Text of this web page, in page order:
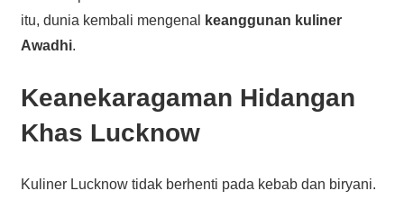
itu, dunia kembali mengenal
keanggunan kuliner
Awadhi.
Keanekaragaman Hidangan
Khas Lucknow
Kuliner Lucknow tidak berhenti pada kebab dan biryani.